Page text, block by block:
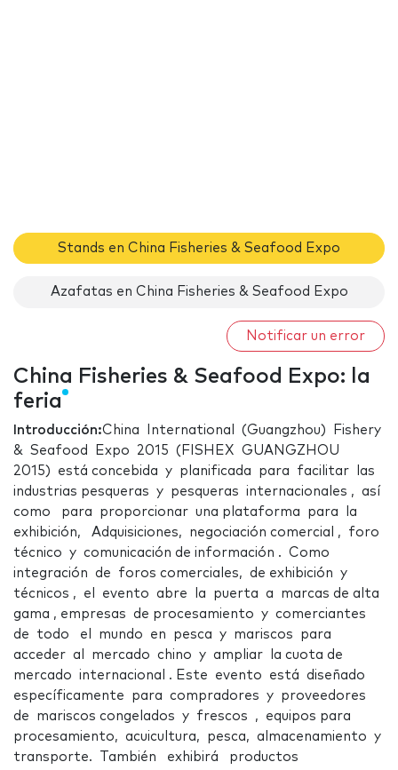
Stands en China Fisheries & Seafood Expo
Azafatas en China Fisheries & Seafood Expo
Notificar un error
China Fisheries & Seafood Expo: la
feria
Introducción:China International (Guangzhou) Fishery
& Seafood Expo 2015 (FISHEX GUANGZHOU
2015) está concebida y planificada para facilitar las
industrias pesqueras y pesqueras internacionales , así
como para proporcionar una plataforma para la
exhibición, Adquisiciones, negociación comercial , foro
técnico y comunicación de información . Como
integración de foros comerciales, de exhibición y
técnicos , el evento abre la puerta a marcas de alta
gama , empresas de procesamiento y comerciantes
de todo el mundo en pesca y mariscos para
acceder al mercado chino y ampliar la cuota de
mercado internacional . Este evento está diseñado
específicamente para compradores y proveedores
de mariscos congelados y frescos , equipos para
procesamiento, acuicultura, pesca, almacenamiento y
transporte. También exhibirá productos